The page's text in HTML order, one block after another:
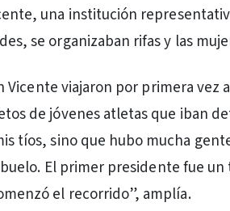
una institución
se organizaban rifas y las
Vicente viajaron por primera vez
de jóvenes atletas que iban
tíos, sino que hubo mucha
El primer presidente fue
el recorrido”, amplía.